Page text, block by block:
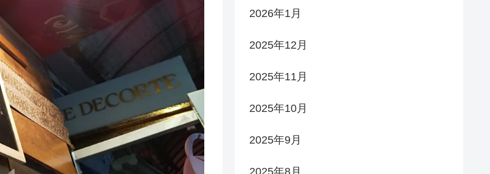
2026年1月
2025年12月
2025年11月
2025年10月
2025年9月
2025年8月